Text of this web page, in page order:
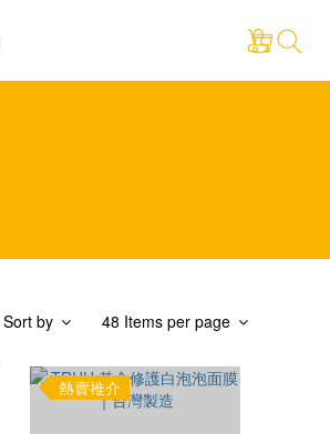
Sort by 48 Items per page
熱賣推介